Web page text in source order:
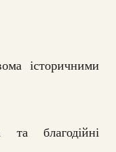
історичними
та благодійні